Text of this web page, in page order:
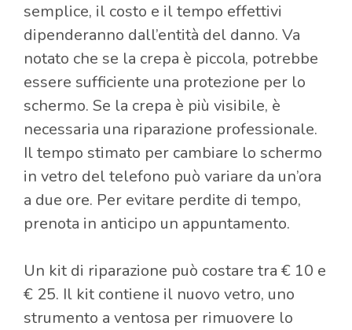
semplice, il costo e il tempo effettivi
dipenderanno dall’entità del danno. Va
notato che se la crepa è piccola, potrebbe
essere sufficiente una protezione per lo
schermo. Se la crepa è più visibile, è
necessaria una riparazione professionale.
Il tempo stimato per cambiare lo schermo
in vetro del telefono può variare da un’ora
a due ore. Per evitare perdite di tempo,
prenota in anticipo un appuntamento.
Un kit di riparazione può costare tra € 10 e
€ 25. Il kit contiene il nuovo vetro, uno
strumento a ventosa per rimuovere lo